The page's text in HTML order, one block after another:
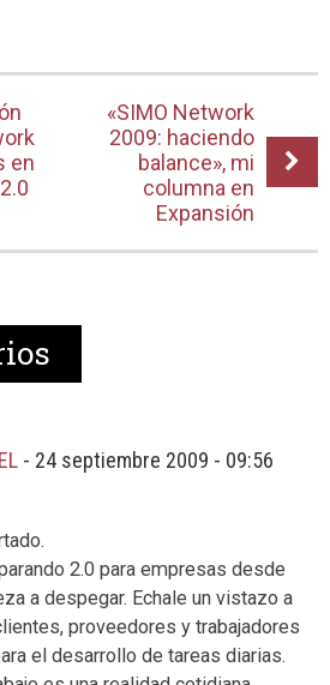
en
«SIMO Network
2009: haciendo
balance», mi
columna en
Expansión
- 24 septiembre 2009 - 09:56
2.0 para empresas desde
a despegar. Echale un vistazo a
proveedores y trabajadores
el desarrollo de tareas diarias.